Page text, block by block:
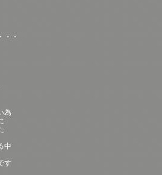
・・
為
中
す